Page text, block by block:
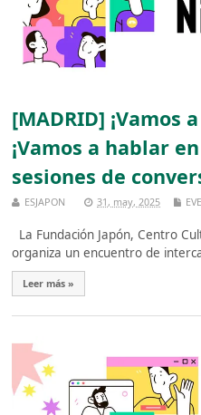
[MADRID] ¡Vamos
¡Vamos a hablar
sesiones de
ESJAPON 31, may, 2025
La Fundación Japón, Centro
organiza un encuentro de
Leer más »